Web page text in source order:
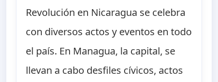
Revolución en Nicaragua se celebra
con diversos actos y eventos en todo
el país. En Managua, la capital, se
llevan a cabo desfiles cívicos, actos